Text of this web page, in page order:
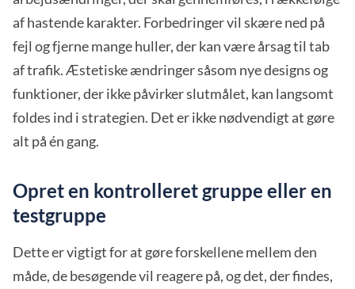
af hastende karakter. Forbedringer vil skære ned på
fejl og fjerne mange huller, der kan være årsag til tab
af trafik. Æstetiske ændringer såsom nye designs og
funktioner, der ikke påvirker slutmålet, kan langsomt
foldes ind i strategien. Det er ikke nødvendigt at gøre
alt på én gang.
Opret en kontrolleret gruppe eller en
testgruppe
Dette er vigtigt for at gøre forskellene mellem den
måde, de besøgende vil reagere på, og det, der findes,